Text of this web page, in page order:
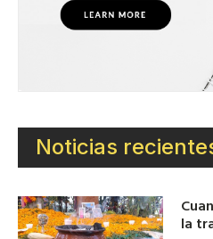
Noticias
la